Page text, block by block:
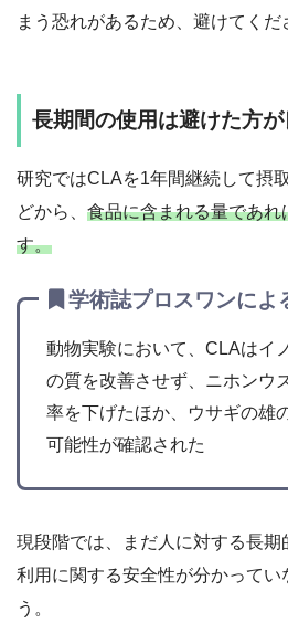
まう恐れがあるため、避けてくだ
長期間の使用は避けた方
研究ではCLAを1年間継続して摂
どから、 食品に含まれる量であ
す。
学術誌プロスワンによ
動物実験において、CLAはイ
の質を改善させず、ニホンウ
率を下げたほか、ウサギの雄
可能性が確認された
現段階では、まだ人に対する長
利用に関する安全性が分かってい
う。